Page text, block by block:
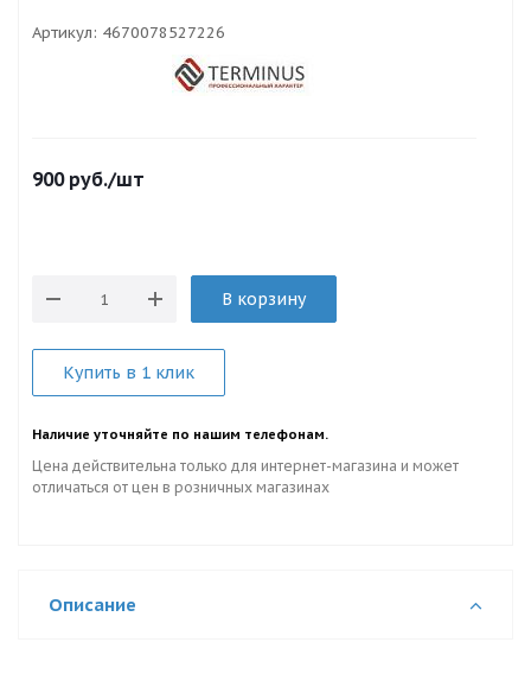
Артикул: 4670078527226
900руб./шт
В корзину
Купить в 1 клик
Наличие уточняйте по нашим телефонам.
Цена действительна только для интернет-магазина и может
отличаться от цен в розничных магазинах
Описание